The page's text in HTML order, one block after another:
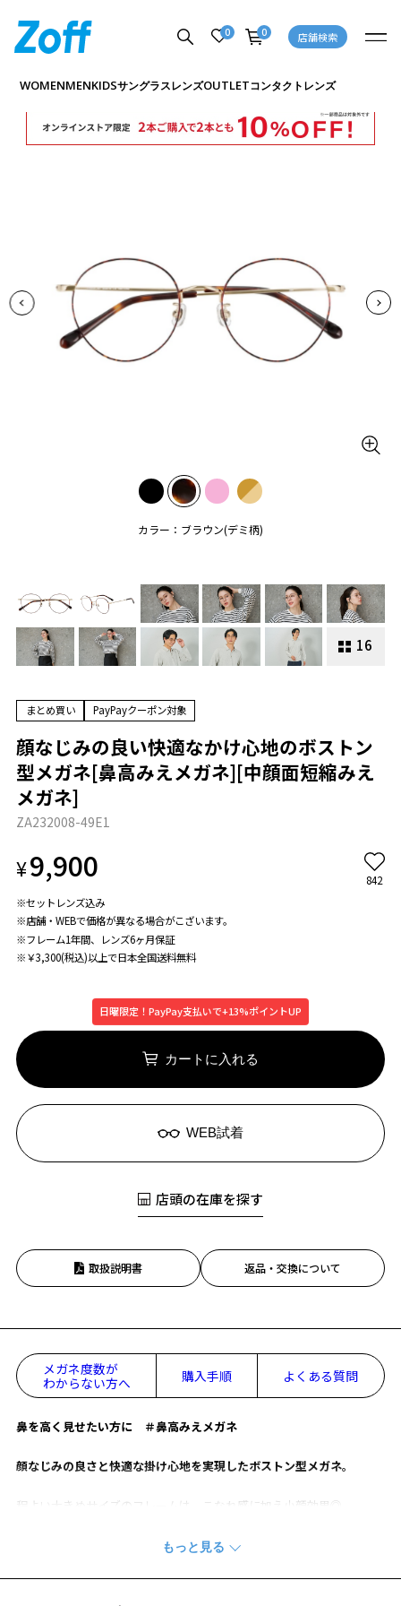
0 0 店舗検索
WOMENMENKIDSサングラスレンズOUTLETコンタクトレンズ
カラー：ブラウン(デミ柄)
16
商品詳細ページへ
まとめ買い PayPayクーポン対象
顔なじみの良い快適なかけ心地のボストン
型メガネ[鼻高みえメガネ][中顔面短縮みえ
メガネ]
ZA232008-49E1
¥9,900
842
※セットレンズ込み
※店舗・WEBで価格が異なる場合がこざいます。
※フレーム1年間、レンズ6ヶ月保証
※￥3,300(税込)以上で日本全国送料無料
日曜限定！PayPay支払いで+13%ポイントUP
カートに入れる
WEB試着
店頭の在庫を探す
取扱説明書 返品・交換について
メガネ度数が
わからない方へ
購入手順 よくある質問
鼻を高く見せたい方に ＃鼻高みえメガネ
顔なじみの良さと快適な掛け心地を実現したボストン型メガネ。
程よい大きめサイズのフレームは、こなれ感に加え小顔効果◎